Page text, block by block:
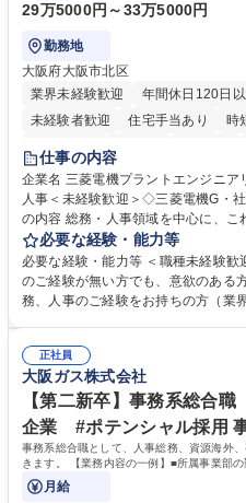
29万5000円～33万5000円
勤務地
大阪府大阪市北区
業界未経験歓迎
年間休日120日
未経験者歓迎
住宅手当あり 時
退職金あり
駅近5分以内
土日祝休み 服装
仕事の内容
企業名 三菱電機プラントエンジニアリング株式会
人事＜未経験歓迎＞◇三菱電機G・社
の内容 総務・人事領域を中心に、
します。 ＜具体的には＞ ・総務/人事労務（給与・社保・勤怠管理など）
・採用・教育研修 ・福利厚生運用
採用や教育等の業務内容により、関
出張もございます。 ※担当業務を持
必要な経験・能力等
必要な経験・能力等 ＜職種未経験
のご経験が無い方でも、意欲のある
務、人事のご経験をお持ちの方（業界不問） ■求める人物
正社員
大阪ガス株式会社
【第二新卒】事務系総合
企業 #ポテンシャル採用
事務系総合職として、人事総務、資源海外
きます。 【業務内容の一例】■所属事業部
門の企画スタッフ、ルート営業
月給